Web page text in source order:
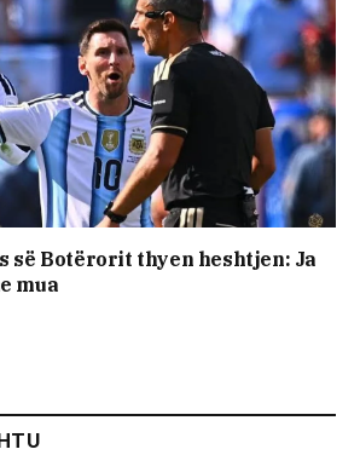
së Botërorit thyen heshtjen: Ja
mua